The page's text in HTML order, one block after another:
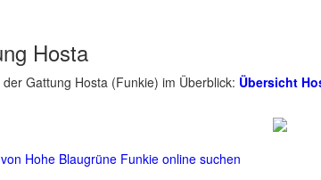
Hosta
Gattung Hosta (Funkie) im Überblick: Übersicht
Hohe Blaugrüne Funkie online suchen